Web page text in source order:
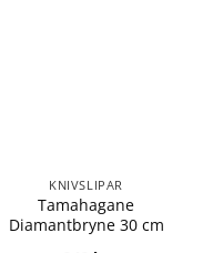
KNIVSLIPAR
Tamahagane
Diamantbryne 30 cm